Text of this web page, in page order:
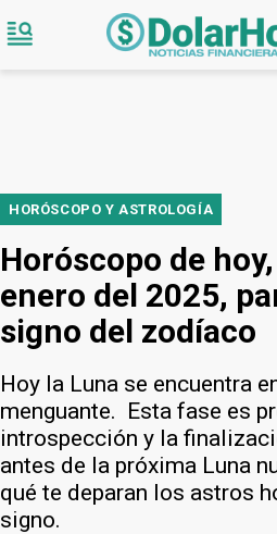
HORÓSCOPO Y ASTROLOGÍA
Horóscopo de
enero del 2025,
signo del zodíaco
Hoy la Luna se encuentra
menguante. Esta fase es
introspección y la
antes de la próxima Luna
qué te deparan los astros
signo.